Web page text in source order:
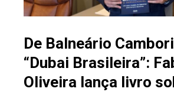
De Balneário
“Dubai Brasileira”:
Oliveira lança livro